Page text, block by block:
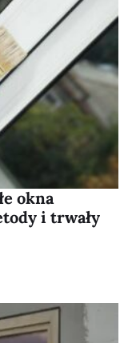
okna
i trwały